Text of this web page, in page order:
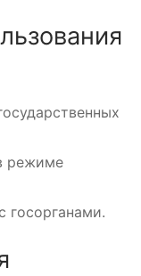
режиме
госорганами.